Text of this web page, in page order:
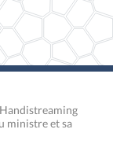
ministre et sa